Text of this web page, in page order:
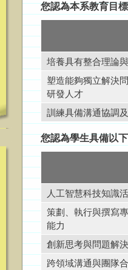
您認為本系教育目
培養具有整合理論
塑造能夠獨立解決
研發人才
訓練具備溝通協調
您認為學生具備以
人工智慧科技知識
策劃、執行與撰寫
能力
創新思考與問題解
跨領域溝通與團隊